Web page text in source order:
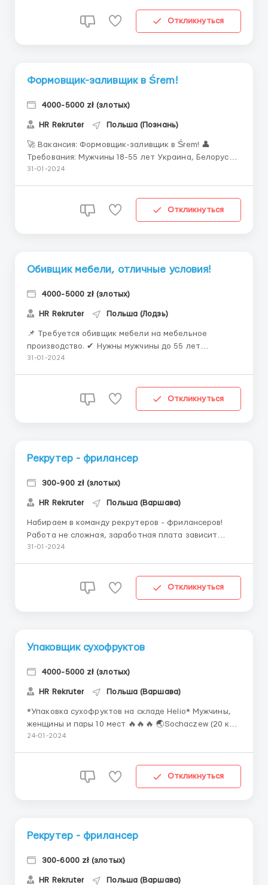
Откликнуться
Формовщик-заливщик в Śrem!
4000-5000 zł (злотых)
HR Rekruter Польша (Познань)
🚀 Вакансия: Формовщик-заливщик в Śrem! 👤
Требования: Мужчины 18-55 лет Украина, Белорусь,
Молдова, Грузия Желательно опыт работы в
застрявшего формовочного и стержневого песка из
31-01-2024
Откликнуться
Обивщик мебели, отличные условия!
4000-5000 zł (злотых)
HR Rekruter Польша (Лодзь)
📌 Требуется обивщик мебели на мебельное
производство. ✔ Нужны мужчины до 55 лет
(русскоязычные) 🌏 Место работы: 98-420 Kopaniny
Сборка и обивка мебели. 💰Ставка: 27 зл/год нетто
31-01-2024
Откликнуться
Рекрутер - фрилансер
300-900 zł (злотых)
HR Rekruter Польша (Варшава)
Набираем в команду рекрутеров - фрилансеров!
Работа не сложная, заработная плата зависит
только от вас! Требования: Публиковать вакансии в
31-01-2024
Откликнуться
Упаковщик сухофруктов
4000-5000 zł (злотых)
HR Rekruter Польша (Варшава)
*Упаковка сухофруктов на складе Helio* Мужчины,
женщины и пары 10 мест 🔥🔥🔥 🌏Sochaczew (20 км
от Варшавы) Работа по 12 часов в 2 смены 💰20,50
производству сухофруктов, открывает набор п...
24-01-2024
Откликнуться
Рекрутер - фрилансер
300-6000 zł (злотых)
HR Rekruter Польша (Варшава)